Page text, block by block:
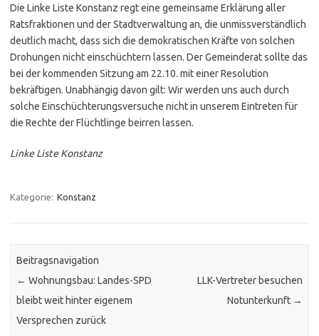
Die Linke Liste Konstanz regt eine gemeinsame Erklärung aller
Ratsfraktionen und der Stadtverwaltung an, die unmissverständlich
deutlich macht, dass sich die demokratischen Kräfte von solchen
Drohungen nicht einschüchtern lassen. Der Gemeinderat sollte das
bei der kommenden Sitzung am 22.10. mit einer Resolution
bekräftigen. Unabhängig davon gilt: Wir werden uns auch durch
solche Einschüchterungsversuche nicht in unserem Eintreten für
die Rechte der Flüchtlinge beirren lassen.
Linke Liste Konstanz
Kategorie: Konstanz
Beitragsnavigation
← Wohnungsbau: Landes-SPD
bleibt weit hinter eigenem
Versprechen zurück
LLK-Vertreter besuchen
Notunterkunft →